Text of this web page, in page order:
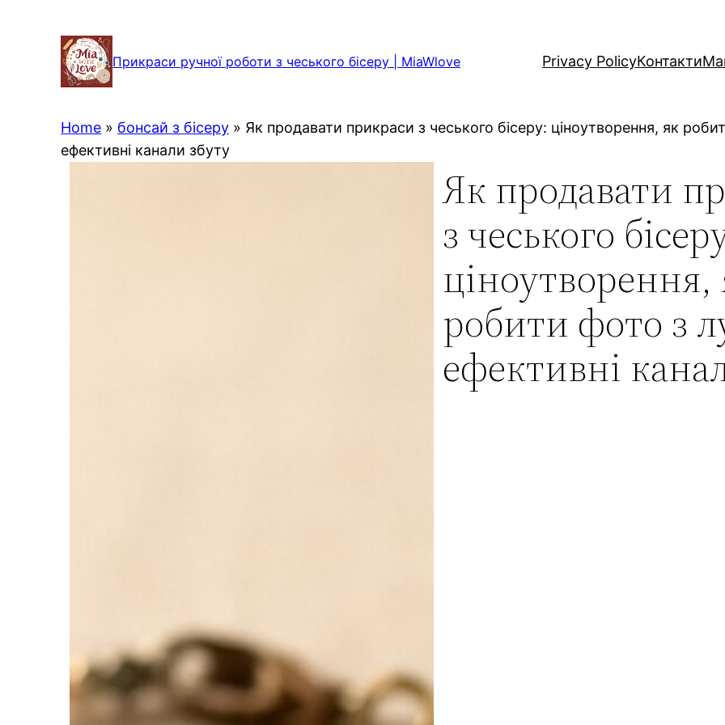
Прикраси ручної роботи з чеського бісеру | MiaWlove Privacy PolicyКонтакти
Home » бонсай з бісеру » Як продавати прикраси з чеського бісеру: ціноутворення, як
ефективні канали збуту
Як продавати
з чеського
ціноутворення,
робити фото з
ефективні